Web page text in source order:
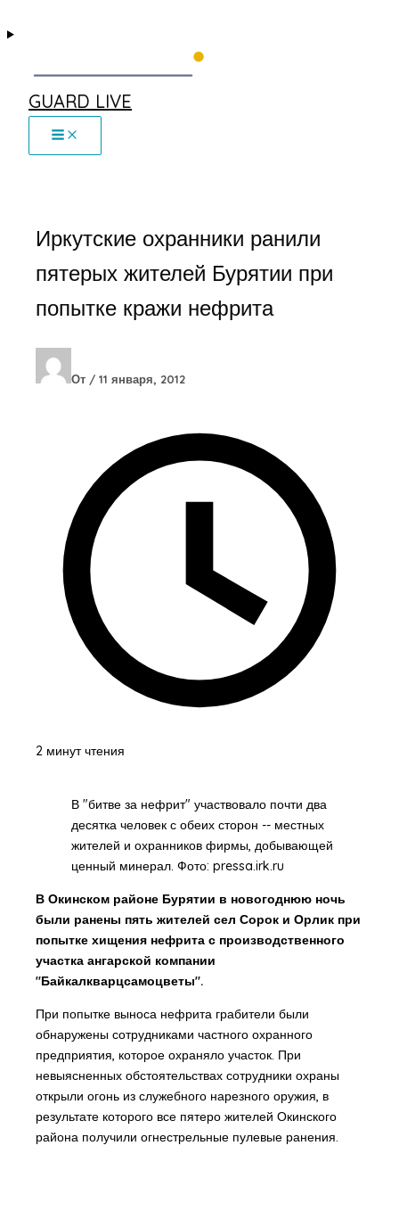
GUARD LIVE
Иркутские охранники ранили
пятерых жителей Бурятии при
попытке кражи нефрита
От / 11 января, 2012
2 минут чтения
В "битве за нефрит" участвовало почти два
десятка человек с обеих сторон -- местных
жителей и охранников фирмы, добывающей
ценный минерал. Фото: pressa.irk.ru
В Окинском районе Бурятии в новогоднюю ночь
были ранены пять жителей сел Сорок и Орлик при
попытке хищения нефрита с производственного
участка ангарской компании
"Байкалкварцсамоцветы".
При попытке выноса нефрита грабители были
обнаружены сотрудниками частного охранного
предприятия, которое охраняло участок. При
невыясненных обстоятельствах сотрудники охраны
открыли огонь из служебного нарезного оружия, в
результате которого все пятеро жителей Окинского
района получили огнестрельные пулевые ранения.